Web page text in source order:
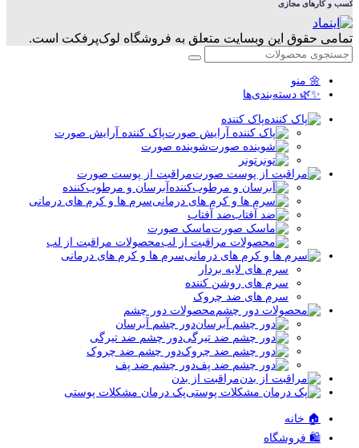
تمامی حقوق این وبسایت متعلق به فروشگاه لوک‌پرفکت است.
🌼 منو
✨🌿 دسته‌بندی‌ها
پاک کننده
پاک کننده آرایش صورت
شوینده صورت
تونر
مراقبت از پوست صورت
آبرسان و مرطوب‌کننده
سرم ها و کرم های درمانی
ضد آفتاب
ماسک صورت
محصولات مراقبت از لب
سرم ها و کرم های درمانی
سرم های لایه بردار
سرم های روشن کننده
سرم های ضد چروک
محصولات دور چشم
دور چشم آبرسان
دور چشم ضد تیرگی
دور چشم ضد چروک
دور چشم ضد پف
مراقبت از بدن
پک درمان مشکلات پوستی
🏠 خانه
🛍️ فروشگاه